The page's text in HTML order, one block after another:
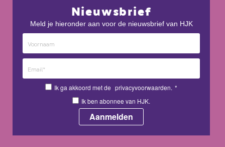
Nieuwsbrief
Meld je hieronder aan voor de nieuwsbrief van HJK
Ik ga akkoord met de privacyvoorwaarden. *
Ik ben abonnee van HJK.